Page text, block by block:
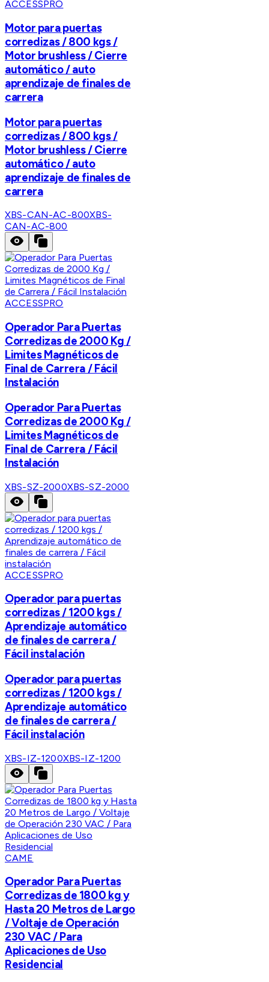
ACCESSPRO
Motor para puertas
corredizas / 800 kgs /
Motor brushless / Cierre
automático / auto
aprendizaje de finales de
carrera
Motor para puertas
corredizas / 800 kgs /
Motor brushless / Cierre
automático / auto
aprendizaje de finales de
carrera
XBS-CAN-AC-800XBS-
CAN-AC-800
ACCESSPRO
Operador Para Puertas
Corredizas de 2000 Kg /
Limites Magnéticos de
Final de Carrera / Fácil
Instalación
Operador Para Puertas
Corredizas de 2000 Kg /
Limites Magnéticos de
Final de Carrera / Fácil
Instalación
XBS-SZ-2000XBS-SZ-2000
ACCESSPRO
Operador para puertas
corredizas / 1200 kgs /
Aprendizaje automático
de finales de carrera /
Fácil instalación
Operador para puertas
corredizas / 1200 kgs /
Aprendizaje automático
de finales de carrera /
Fácil instalación
XBS-IZ-1200XBS-IZ-1200
CAME
Operador Para Puertas
Corredizas de 1800 kg y
Hasta 20 Metros de Largo
/ Voltaje de Operación
230 VAC / Para
Aplicaciones de Uso
Residencial